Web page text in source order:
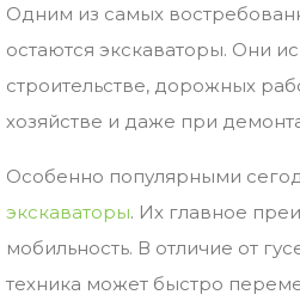
Одним из самых
остаются экскаваторы. Они
строительстве, дорожных
хозяйстве и даже при
Особенно популярными
экскаваторы. Их главное
мобильность. В отличие от
техника может быстро